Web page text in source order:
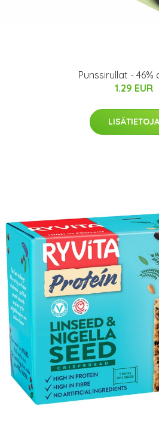
Punssirullat - 46%
1.29 EUR
LISÄTIETOJA